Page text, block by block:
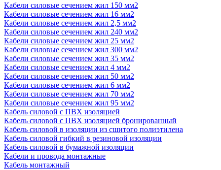
Кабели силовые сечением жил 150 мм2
Кабели силовые сечением жил 16 мм2
Кабели силовые сечением жил 2,5 мм2
Кабели силовые сечением жил 240 мм2
Кабели силовые сечением жил 25 мм2
Кабели силовые сечением жил 300 мм2
Кабели силовые сечением жил 35 мм2
Кабели силовые сечением жил 4 мм2
Кабели силовые сечением жил 50 мм2
Кабели силовые сечением жил 6 мм2
Кабели силовые сечением жил 70 мм2
Кабели силовые сечением жил 95 мм2
Кабель силовой с ПВХ изоляцией
Кабель силовой с ПВХ изоляцией бронированный
Кабель силовой в изоляции из сшитого полиэтилена
Кабель силовой гибкий в резиновой изоляции
Кабель силовой в бумажной изоляции
Кабели и провода монтажные
Кабель монтажный